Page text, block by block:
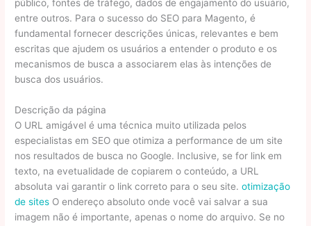
público, fontes de tráfego, dados de engajamento do usuário,
entre outros. Para o sucesso do SEO para Magento, é
fundamental fornecer descrições únicas, relevantes e bem
escritas que ajudem os usuários a entender o produto e os
mecanismos de busca a associarem elas às intenções de
busca dos usuários.
Descrição da página
O URL amigável é uma técnica muito utilizada pelos
especialistas em SEO que otimiza a performance de um site
nos resultados de busca no Google. Inclusive, se for link em
texto, na evetualidade de copiarem o conteúdo, a URL
absoluta vai garantir o link correto para o seu site.otimização
de sites O endereço absoluto onde você vai salvar a sua
imagem não é importante, apenas o nome do arquivo. Se no